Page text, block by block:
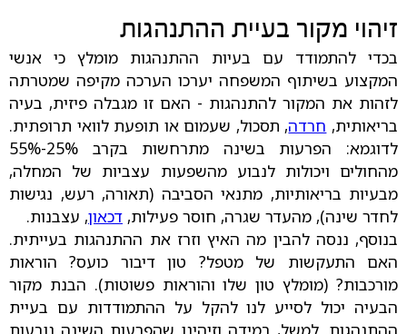
זיהוי מקור בעיית ההתנהגות
בכדי להתמודד עם בעיות ההתנהגות מומלץ כי אנשי
המקצוע בשיתוף המשפחה יערכו הערכה מקיפה שמטרתה
לזהות את המקור להתנהגות - האם זו מגבלה פיזית, בעיה
בריאותית, חרדה, תסכול, שעמום או תופעת לוואי תרופתית.
לדוגמא: הפרעות בשינה מתרחשות בקרב 25%-55%
מהחולים ויכולות לנבוע מהשפעות עצביות של המחלה,
מבעיות בריאותיות, מתנאי הסביבה (תאורה, רעש, נגישות
לחדר שינה), מהעדר שגרה, חוסר פעילות, דכאון, עצבנות.
בנוסף, ננסה להבין מה האיץ וזרז את ההתנהגות בעייתית.
האם התעקשות של מטפל? טון דיבור כועס? הוראות
מורכבות? (מומלץ טון שלו והוראות פשוטות). הבנת מקור
הבעיה יכול לסייע לנו להקל על ההתמודדות עם בעיית
ההתנהגות. למשל, במידה וזיהינו שהפרעות השינה נובעות